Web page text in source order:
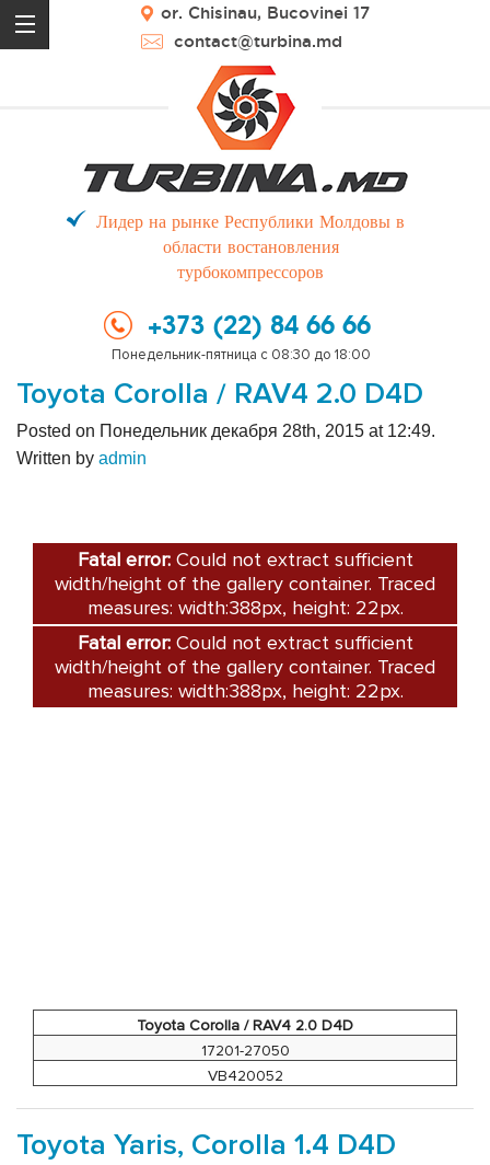
or. Chisinau, Bucovinei 17
contact@turbina.md
Лидер на рынке Республики Молдовы в
области востановления
турбокомпрессоров
+373 (22) 84 66 66
Понедельник-пятница с 08:30 до 18:00
Toyota Corolla / RAV4 2.0 D4D
Posted on Понедельник декабря 28th, 2015 at 12:49.
Written by admin
Fatal error: Could not extract sufficient
width/height of the gallery container. Traced
measures: width:388px, height: 22px.
Fatal error: Could not extract sufficient
width/height of the gallery container. Traced
measures: width:388px, height: 22px.
Toyota Corolla / RAV4 2.0 D4D
17201-27050
VB420052
Toyota Yaris, Corolla 1.4 D4D